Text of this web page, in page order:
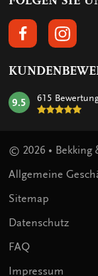
FOLGEN SIE
mark:
9.5 615
© 2026 • Bekking
Allgemeine
Sitemap
Datenschutz
FAQ
Impressum